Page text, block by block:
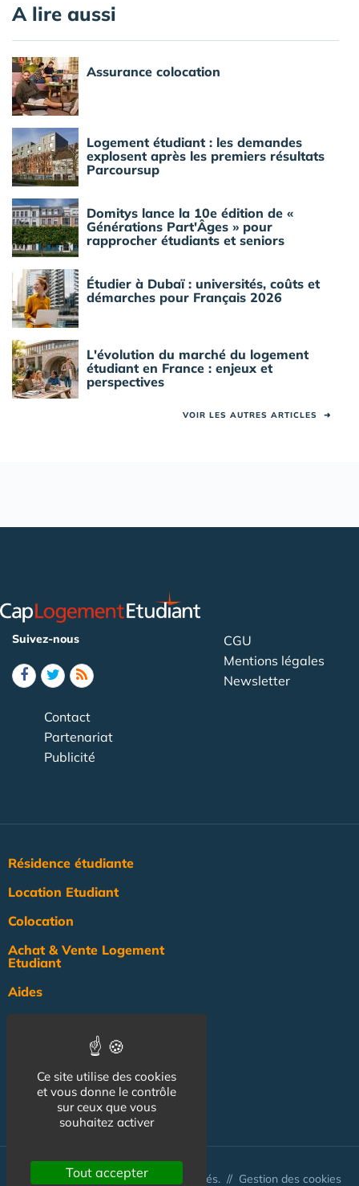
A lire aussi
Assurance colocation
Logement étudiant : les demandes
explosent après les premiers résultats
Parcoursup
Domitys lance la 10e édition de «
Générations Part'Âges » pour
rapprocher étudiants et seniors
Étudier à Dubaï : universités, coûts et
démarches pour Français 2026
L'évolution du marché du logement
étudiant en France : enjeux et
perspectives
VOIR LES AUTRES ARTICLES ➜
Suivez-nous
CGU
Mentions légales
Newsletter
Contact
Partenariat
Publicité
Résidence étudiante
Location Etudiant
Colocation
Achat & Vente Logement
Etudiant
Aides
NOS AUTRES SITES :
© Australis 2026 - Tous droits réservés. // Gestion des cookies
Ce site utilise des cookies
et vous donne le contrôle
sur ceux que vous
souhaitez activer
Tout accepter